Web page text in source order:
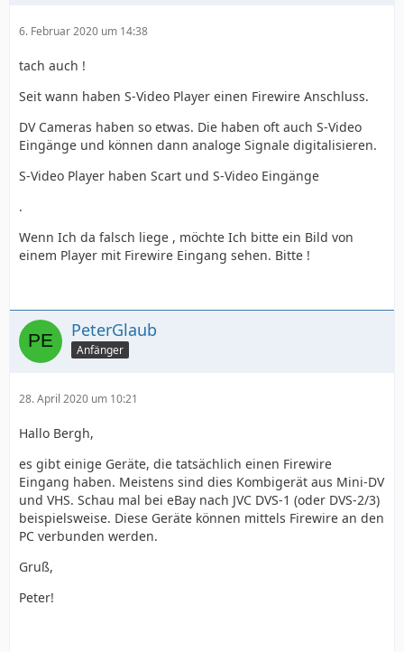
6. Februar 2020 um 14:38
tach auch !
Seit wann haben S-Video Player einen Firewire Anschluss.
DV Cameras haben so etwas. Die haben oft auch S-Video
Eingänge und können dann analoge Signale digitalisieren.
S-Video Player haben Scart und S-Video Eingänge
.
Wenn Ich da falsch liege , möchte Ich bitte ein Bild von
einem Player mit Firewire Eingang sehen. Bitte !
PeterGlaub
Anfänger
28. April 2020 um 10:21
Hallo Bergh,
es gibt einige Geräte, die tatsächlich einen Firewire
Eingang haben. Meistens sind dies Kombigerät aus Mini-DV
und VHS. Schau mal bei eBay nach JVC DVS-1 (oder DVS-2/3)
beispielsweise. Diese Geräte können mittels Firewire an den
PC verbunden werden.
Gruß,
Peter!